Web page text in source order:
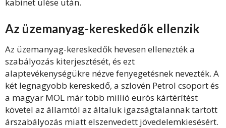
kabinet ülése után.
Az üzemanyag-kereskedők ellenzik
Az üzemanyag-kereskedők hevesen ellenezték a
szabályozás kiterjesztését, és ezt
alaptevékenységükre nézve fenyegetésnek nevezték. A
két legnagyobb kereskedő, a szlovén Petrol csoport és
a magyar MOL már több millió eurós kártérítést
követel az államtól az általuk igazságtalannak tartott
árszabályozás miatt elszenvedett jövedelemkiesésért.